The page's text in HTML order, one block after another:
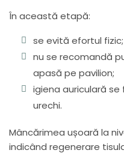
În această etapă:
se evită efortul fizic;
nu se recomandă
apasă pe pavilion;
igiena auriculară
urechi.
Mâncărimea ușoară la
indicând regenerare